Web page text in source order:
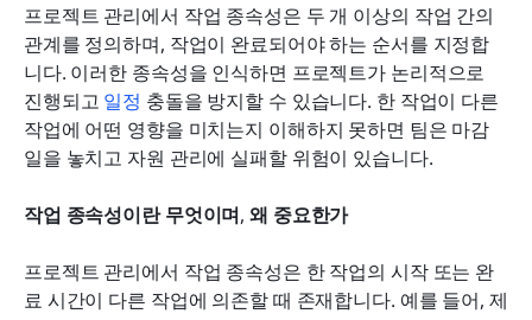
프로젝트 관리에서 작업 종속성은 두 개 이상의 작업 간의
관계를 정의하며, 작업이 완료되어야 하는 순서를 지정합
니다. 이러한 종속성을 인식하면 프로젝트가 논리적으로
진행되고 일정 충돌을 방지할 수 있습니다. 한 작업이 다른
작업에 어떤 영향을 미치는지 이해하지 못하면 팀은 마감
일을 놓치고 자원 관리에 실패할 위험이 있습니다.
작업 종속성이란 무엇이며, 왜 중요한가
프로젝트 관리에서 작업 종속성은 한 작업의 시작 또는 완
료 시간이 다른 작업에 의존할 때 존재합니다. 예를 들어, 제